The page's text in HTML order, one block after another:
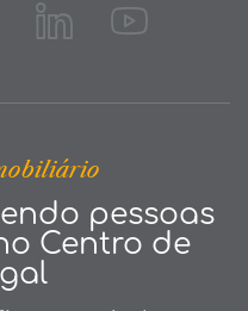
pessoas
Centro de